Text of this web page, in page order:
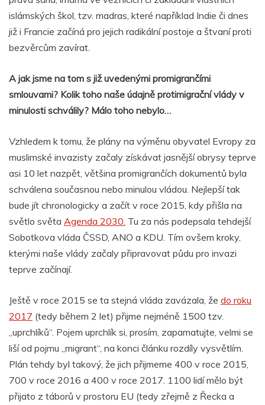
islámských škol, tzv. madras, které například Indie či dnes
již i Francie začíná pro jejich radikální postoje a štvaní proti
bezvěrcům zavírat.
A jak jsme na tom s již uvedenými promigrančími
smlouvami? Kolik toho naše údajně protimigrační vlády v
minulosti schválily? Málo toho nebylo…
Vzhledem k tomu, že plány na výměnu obyvatel Evropy za
muslimské invazisty začaly získávat jasnější obrysy teprve
asi 10 let nazpět, většina promigrančích dokumentů byla
schválena současnou nebo minulou vládou. Nejlepší tak
bude jít chronologicky a začít v roce 2015, kdy přišla na
světlo světa Agenda 2030. Tu za nás podepsala tehdejší
Sobotkova vláda ČSSD, ANO a KDU. Tím ovšem kroky,
kterými naše vlády začaly připravovat půdu pro invazi
teprve začínají.
Ještě v roce 2015 se ta stejná vláda zavázala, že do roku
2017 (tedy během 2 let) přijme nejméně 1500 tzv.
„uprchlíků“. Pojem uprchlík si, prosím, zapamatujte, velmi se
liší od pojmu „migrant“, na konci článku rozdíly vysvětlím.
Plán tehdy byl takový, že jich přijmeme 400 v roce 2015,
700 v roce 2016 a 400 v roce 2017. 1100 lidí mělo být
přijato z táborů v prostoru EU (tedy zřejmě z Řecka a